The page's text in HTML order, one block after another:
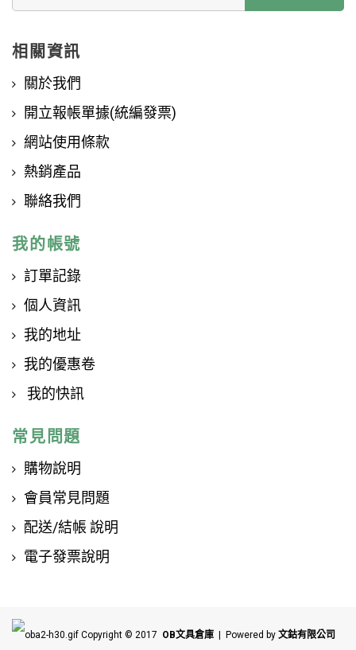
相關資訊
關於我們
開立報帳單據(統編發票)
網站使用條款
熱銷產品
聯絡我們
我的帳號
訂單記錄
個人資訊
我的地址
我的優惠卷
我的快訊
常見問題
購物說明
會員常見問題
配送/結帳 說明
電子發票說明
Copyright © 2017 OB文具倉庫 | Powered by 文鈷有限公司